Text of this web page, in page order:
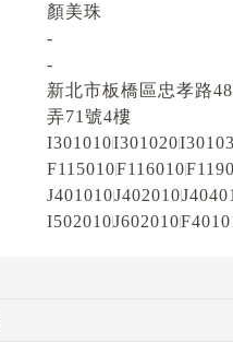
顏美珠
-
-
新北市板橋區忠孝路
弄71號4樓
I301010I301020
F115010F116010
J401010J402010
I502010J602010